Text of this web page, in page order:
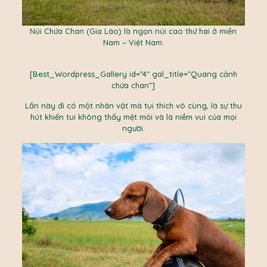
Núi Chứa Chan (Gia Lào) là ngọn núi cao thứ hai ở miền
Nam – Việt Nam.
[Best_Wordpress_Gallery id=”4″ gal_title=”Quang cảnh
chứa chan”]
Lần này đi có một nhân vật mà tui thích vô cùng, là sự thu
hút khiến tui không thấy mệt mỏi và là niềm vui của mọi
người.